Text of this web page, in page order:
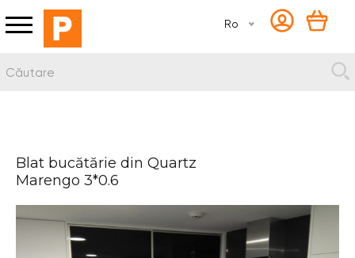
Ro
Blat bucătărie din Quartz
Marengo 3*0.6